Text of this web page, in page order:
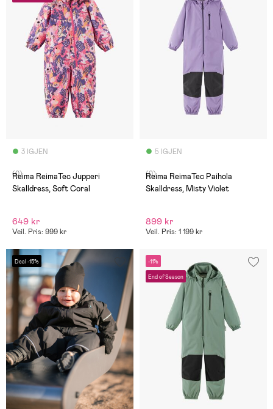
3 IGJEN
(0)
Reima ReimaTec Jupperi
Skalldress, Soft Coral
649 kr
Veil. Pris: 999 kr
5 IGJEN
(0)
Reima ReimaTec Paihola
Skalldress, Misty Violet
899 kr
Veil. Pris: 1 199 kr
Deal -15% -11%
End of Season